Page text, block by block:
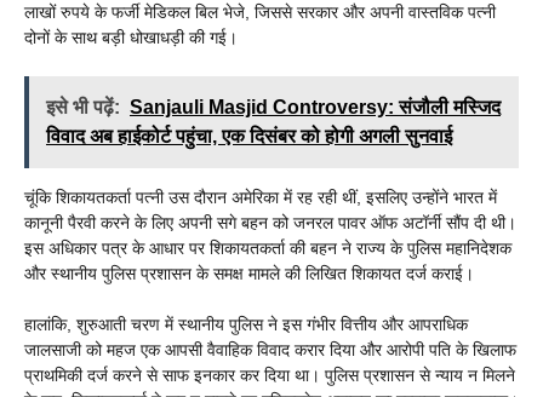
लाखों रुपये के फर्जी मेडिकल बिल भेजे, जिससे सरकार और अपनी वास्तविक पत्नी
दोनों के साथ बड़ी धोखाधड़ी की गई।
इसे भी पढ़ें: Sanjauli Masjid Controversy: संजौली मस्जिद
विवाद अब हाईकोर्ट पहुंचा, एक दिसंबर को होगी अगली सुनवाई
चूंकि शिकायतकर्ता पत्नी उस दौरान अमेरिका में रह रही थीं, इसलिए उन्होंने भारत में
कानूनी पैरवी करने के लिए अपनी सगे बहन को जनरल पावर ऑफ अटॉर्नी सौंप दी थी।
इस अधिकार पत्र के आधार पर शिकायतकर्ता की बहन ने राज्य के पुलिस महानिदेशक
और स्थानीय पुलिस प्रशासन के समक्ष मामले की लिखित शिकायत दर्ज कराई।
हालांकि, शुरुआती चरण में स्थानीय पुलिस ने इस गंभीर वित्तीय और आपराधिक
जालसाजी को महज एक आपसी वैवाहिक विवाद करार दिया और आरोपी पति के खिलाफ
प्राथमिकी दर्ज करने से साफ इनकार कर दिया था। पुलिस प्रशासन से न्याय न मिलने